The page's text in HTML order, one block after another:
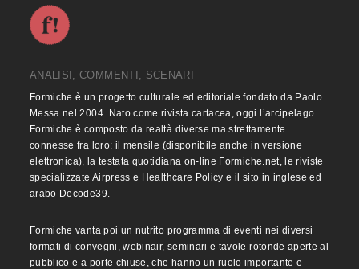
ANALISI, COMMENTI, SCENARI
Formiche è un progetto culturale ed editoriale fondato da Paolo
Messa nel 2004. Nato come rivista cartacea, oggi l’arcipelago
Formiche è composto da realtà diverse ma strettamente
connesse fra loro: il mensile (disponibile anche in versione
elettronica), la testata quotidiana on-line Formiche.net, le riviste
specializzate Airpress e Healthcare Policy e il sito in inglese ed
arabo Decode39.
Formiche vanta poi un nutrito programma di eventi nei diversi
formati di convegni, webinair, seminari e tavole rotonde aperte al
pubblico e a porte chiuse, che hanno un ruolo importante e